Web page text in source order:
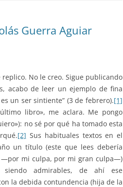
Guerra Aguiar
No le creo. Sigue publicando
acabo de leer un ejemplo de fina
un ser sintiente” (3 de febrero).[1]
libro», me aclara. Me pongo
no sé por qué ha tomado esta
[2] Sus habituales textos en el
un título (este que lees debería
—por mi culpa, por mi gran culpa—)
admirables, de ahí ese
la debida contundencia (hija de la